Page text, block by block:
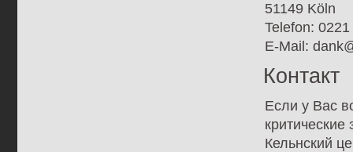
51149 Köln
Telefon:
E-Mail:
Контакт
Если у Вас
Кельнский